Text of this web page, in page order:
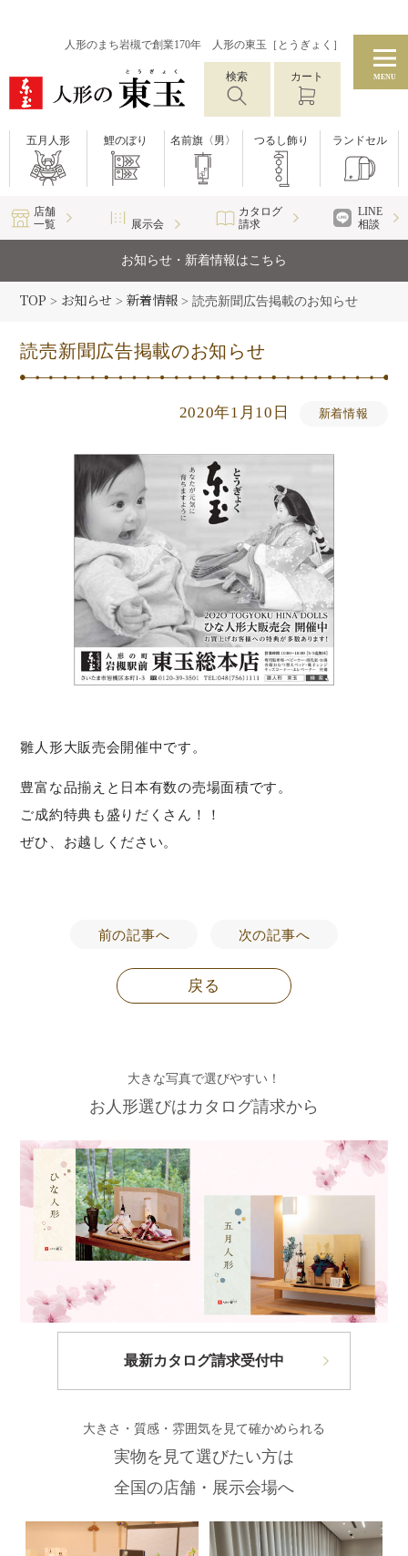
人形のまち岩槻で創業170年 人形の東玉［とうぎょく］
検索 カート MENU
五月人形 鯉のぼり 名前旗〈男〉 つるし飾り ランドセル
店舗
一覧
展示会
カタログ
請求
LINE
相談
お知らせ・新着情報はこちら
TOP > お知らせ >新着情報 >読売新聞広告掲載のお知らせ
読売新聞広告掲載のお知らせ
2020年1月10日 新着情報
雛人形大販売会開催中です。
豊富な品揃えと日本有数の売場面積です。
ご成約特典も盛りだくさん！！
ぜひ、お越しください。
前の記事へ 次の記事へ
戻る
大きな写真で選びやすい！
お人形選びはカタログ請求から
最新カタログ請求受付中
大きさ・質感・雰囲気を見て確かめられる
実物を見て選びたい方は
全国の店舗・展示会場へ